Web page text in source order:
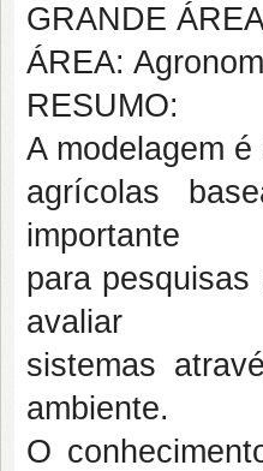
GRANDE
ÁREA:
RESUMO:
A modelagem
agrícolas
importante
para
avaliar
sistemas
ambiente.
O